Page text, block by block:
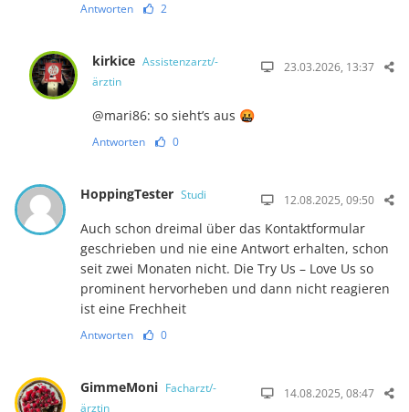
Antworten 2
kirkice Assistenzarzt/-
ärztin
23.03.2026, 13:37
@mari86: so sieht’s aus 🤬
Antworten 0
HoppingTester Studi 12.08.2025, 09:50
Auch schon dreimal über das Kontaktformular
geschrieben und nie eine Antwort erhalten, schon
seit zwei Monaten nicht. Die Try Us – Love Us so
prominent hervorheben und dann nicht reagieren
ist eine Frechheit
Antworten 0
GimmeMoni Facharzt/-
ärztin
14.08.2025, 08:47